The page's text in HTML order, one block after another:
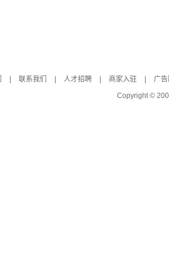
联系我们 人才招聘 商家入驻 广
Copyright ©